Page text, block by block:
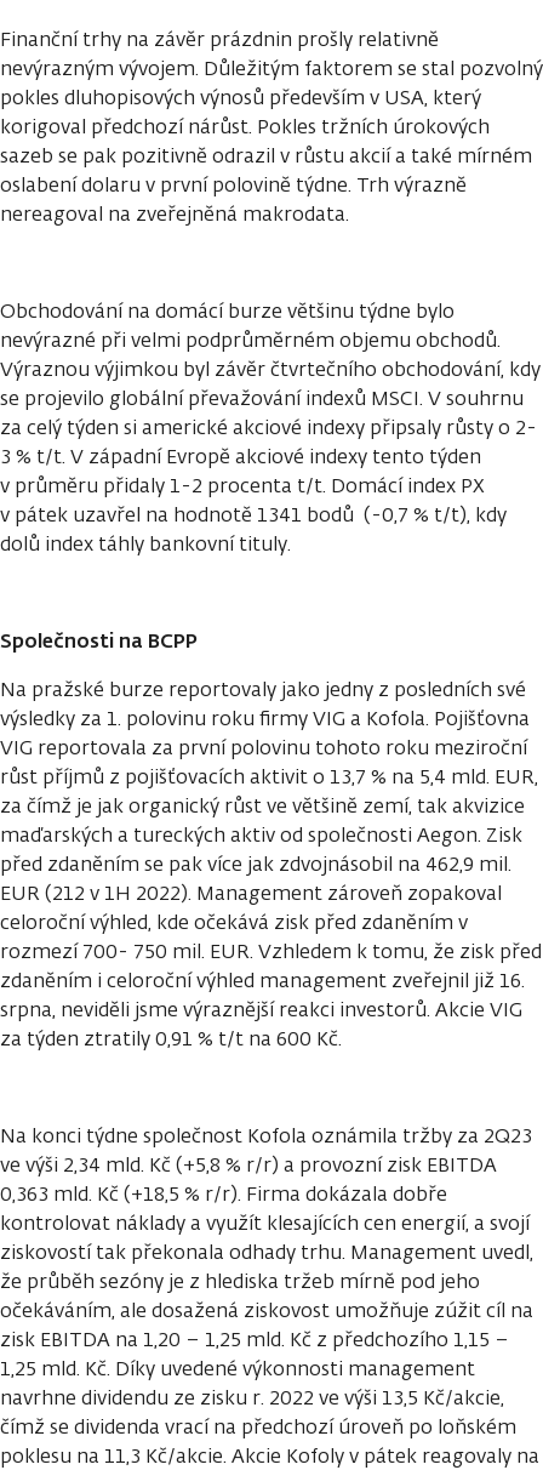
Finanční trhy na závěr prázdnin prošly relativně
nevýrazným vývojem. Důležitým faktorem se stal pozvolný
pokles dluhopisových výnosů především v USA, který
korigoval předchozí nárůst. Pokles tržních úrokových
sazeb se pak pozitivně odrazil v růstu akcií a také mírném
oslabení dolaru v první polovině týdne. Trh výrazně
nereagoval na zveřejněná makrodata.
Obchodování na domácí burze většinu týdne bylo
nevýrazné při velmi podprůměrném objemu obchodů.
Výraznou výjimkou byl závěr čtvrtečního obchodování, kdy
se projevilo globální převažování indexů MSCI. V souhrnu
za celý týden si americké akciové indexy připsaly růsty o 2-
3 % t/t. V západní Evropě akciové indexy tento týden
v průměru přidaly 1-2 procenta t/t. Domácí index PX
v pátek uzavřel na hodnotě 1341 bodů (-0,7 % t/t), kdy
dolů index táhly bankovní tituly.
Společnosti na BCPP
Na pražské burze reportovaly jako jedny z posledních své
výsledky za 1. polovinu roku firmy VIG a Kofola. Pojišťovna
VIG reportovala za první polovinu tohoto roku meziroční
růst příjmů z pojišťovacích aktivit o 13,7 % na 5,4 mld. EUR,
za čímž je jak organický růst ve většině zemí, tak akvizice
maďarských a tureckých aktiv od společnosti Aegon. Zisk
před zdaněním se pak více jak zdvojnásobil na 462,9 mil.
EUR (212 v 1H 2022). Management zároveň zopakoval
celoroční výhled, kde očekává zisk před zdaněním v
rozmezí 700- 750 mil. EUR. Vzhledem k tomu, že zisk před
zdaněním i celoroční výhled management zveřejnil již 16.
srpna, neviděli jsme výraznější reakci investorů. Akcie VIG
za týden ztratily 0,91 % t/t na 600 Kč.
Na konci týdne společnost Kofola oznámila tržby za 2Q23
ve výši 2,34 mld. Kč (+5,8 % r/r) a provozní zisk EBITDA
0,363 mld. Kč (+18,5 % r/r). Firma dokázala dobře
kontrolovat náklady a využít klesajících cen energií, a svojí
ziskovostí tak překonala odhady trhu. Management uvedl,
že průběh sezóny je z hlediska tržeb mírně pod jeho
očekáváním, ale dosažená ziskovost umožňuje zúžit cíl na
zisk EBITDA na 1,20 – 1,25 mld. Kč z předchozího 1,15 –
1,25 mld. Kč. Díky uvedené výkonnosti management
navrhne dividendu ze zisku r. 2022 ve výši 13,5 Kč/akcie,
čímž se dividenda vrací na předchozí úroveň po loňském
poklesu na 11,3 Kč/akcie. Akcie Kofoly v pátek reagovaly na